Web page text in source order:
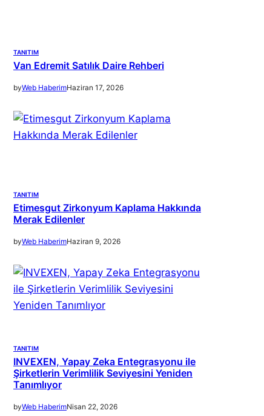
TANITIM
Van Edremit Satılık Daire Rehberi
byWeb HaberimHaziran 17, 2026
TANITIM
Etimesgut Zirkonyum Kaplama Hakkında
Merak Edilenler
byWeb HaberimHaziran 9, 2026
TANITIM
INVEXEN, Yapay Zeka Entegrasyonu ile
Şirketlerin Verimlilik Seviyesini Yeniden
Tanımlıyor
byWeb HaberimNisan 22, 2026